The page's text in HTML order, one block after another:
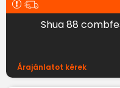
Shua 88
Árajánlatot kérek